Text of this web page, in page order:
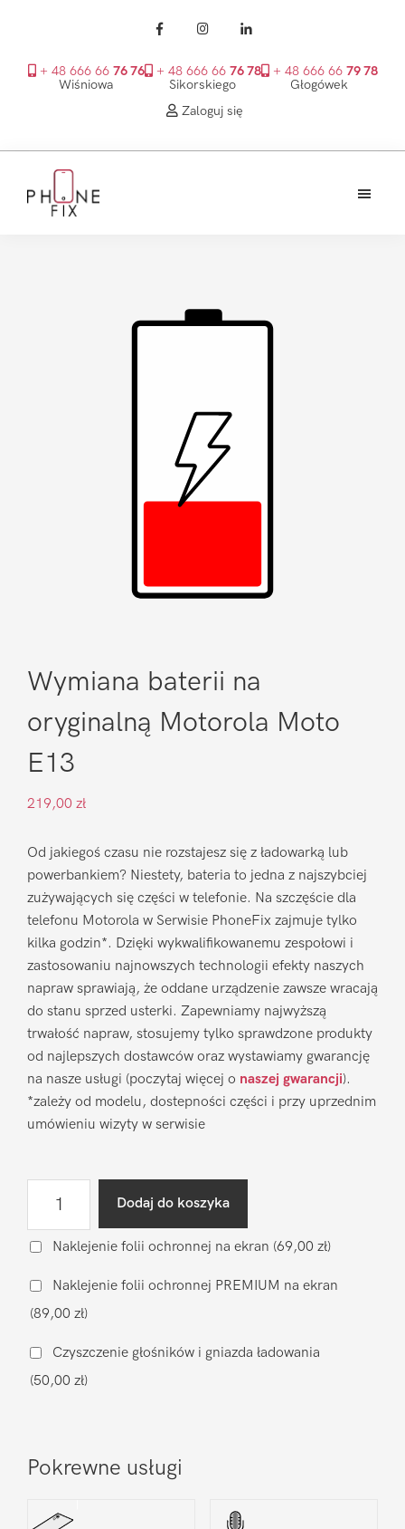
+ 48 666 66 76 76
Wiśniowa
+ 48 666 66 76 78
Sikorskiego
+ 48 666 66 79 78
Głogówek
Zaloguj się
głównego
Wymiana baterii na
oryginalną Motorola Moto
E13
219,00 zł
Od jakiegoś czasu nie rozstajesz się z ładowarką lub
powerbankiem? Niestety, bateria to jedna z najszybciej
zużywających się części w telefonie. Na szczęście dla
telefonu Motorola w Serwisie PhoneFix zajmuje tylko
kilka godzin*. Dzięki wykwalifikowanemu zespołowi i
zastosowaniu najnowszych technologii efekty naszych
napraw sprawiają, że oddane urządzenie zawsze wracają
do stanu sprzed usterki. Zapewniamy najwyższą
trwałość napraw, stosujemy tylko sprawdzone produkty
od najlepszych dostawców oraz wystawiamy gwarancję
na nasze usługi (poczytaj więcej o naszej gwarancji).
*zależy od modelu, dostepności części i przy uprzednim
umówieniu wizyty w serwisie
baterii
oryginalną
Motorola
Moto
E13
Dodaj do koszyka
Naklejenie folii ochronnej na ekran (69,00 zł)
Naklejenie folii ochronnej PREMIUM na ekran
(89,00 zł)
Czyszczenie głośników i gniazda ładowania
(50,00 zł)
Pokrewne usługi